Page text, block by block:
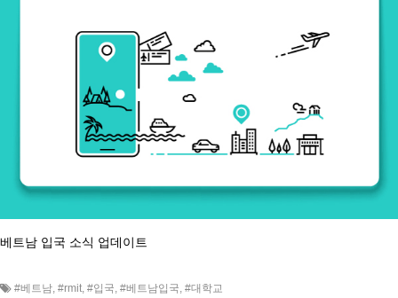
베트남 입국 소식 업데이트
#베트남 #rmit #입국 #베트남입국 #대학교